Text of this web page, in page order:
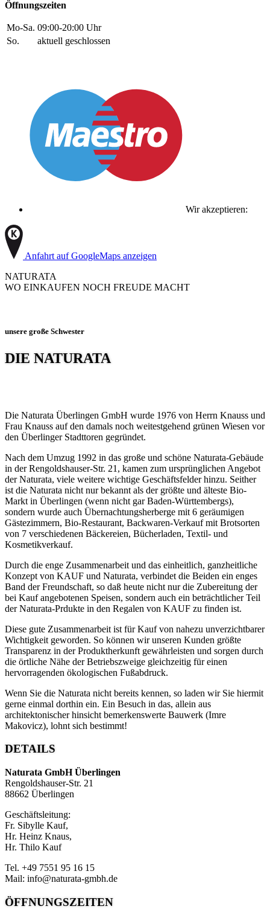
Öffnungszeiten
Mo-Sa. 09:00-20:00 Uhr
So.
aktuell geschlossen
Wir akzeptieren:
Anfahrt auf GoogleMaps anzeigen
NATURATA
WO EINKAUFEN NOCH FREUDE MACHT
unsere große Schwester
DIE NATURATA
Die Naturata Überlingen GmbH wurde 1976 von Herrn Knauss und
Frau Knauss auf den damals noch weitestgehend grünen Wiesen vor
den Überlinger Stadttoren gegründet.
Nach dem Umzug 1992 in das große und schöne Naturata-Gebäude
in der Rengoldshauser-Str. 21, kamen zum ursprünglichen Angebot
der Naturata, viele weitere wichtige Geschäftsfelder hinzu. Seither
ist die Naturata nicht nur bekannt als der größte und älteste Bio-
Markt in Überlingen (wenn nicht gar Baden-Württembergs),
sondern wurde auch Übernachtungsherberge mit 6 geräumigen
Gästezimmern, Bio-Restaurant, Backwaren-Verkauf mit Brotsorten
von 7 verschiedenen Bäckereien, Bücherladen, Textil- und
Kosmetikverkauf.
Durch die enge Zusammenarbeit und das einheitlich, ganzheitliche
Konzept von KAUF und Naturata, verbindet die Beiden ein enges
Band der Freundschaft, so daß heute nicht nur die Zubereitung der
bei Kauf angebotenen Speisen, sondern auch ein beträchtlicher Teil
der Naturata-Prdukte in den Regalen von KAUF zu finden ist.
Diese gute Zusammenarbeit ist für Kauf von nahezu unverzichtbarer
Wichtigkeit geworden. So können wir unseren Kunden größte
Transparenz in der Produktherkunft gewährleisten und sorgen durch
die örtliche Nähe der Betriebszweige gleichzeitig für einen
hervorragenden ökologischen Fußabdruck.
Wenn Sie die Naturata nicht bereits kennen, so laden wir Sie hiermit
gerne einmal dorthin ein. Ein Besuch in das, allein aus
architektonischer hinsicht bemerkenswerte Bauwerk (Imre
Makovicz), lohnt sich bestimmt!
DETAILS
Naturata GmbH Überlingen
Rengoldshauser-Str. 21
88662 Überlingen
Geschäftsleitung:
Fr. Sibylle Kauf,
Hr. Heinz Knaus,
Hr. Thilo Kauf
Tel. +49 7551 95 16 15
Mail: info@naturata-gmbh.de
ÖFFNUNGSZEITEN